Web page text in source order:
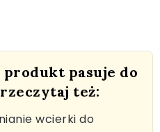
pasuje do
też:
wcierki do